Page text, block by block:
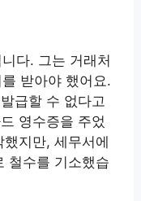
다. 그는 거래처
받아야 했어요.
급할 수 없다고
영수증을 주었
지만, 세무서에
철수를 기소했습